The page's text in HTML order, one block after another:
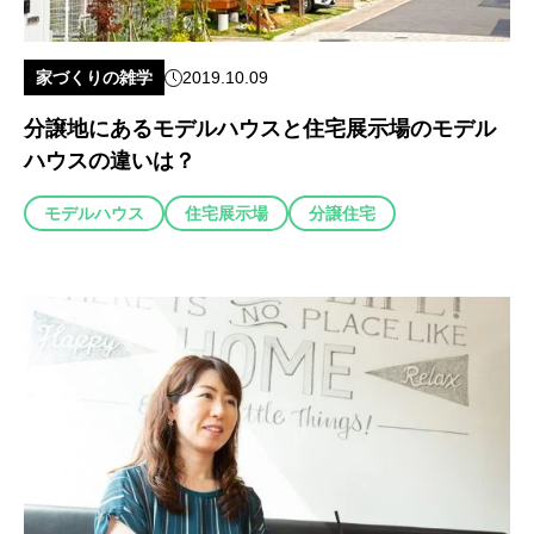
家づくりの雑学 2019.10.09
分譲地にあるモデルハウスと住宅展示場のモデル
ハウスの違いは？
モデルハウス 住宅展示場 分譲住宅